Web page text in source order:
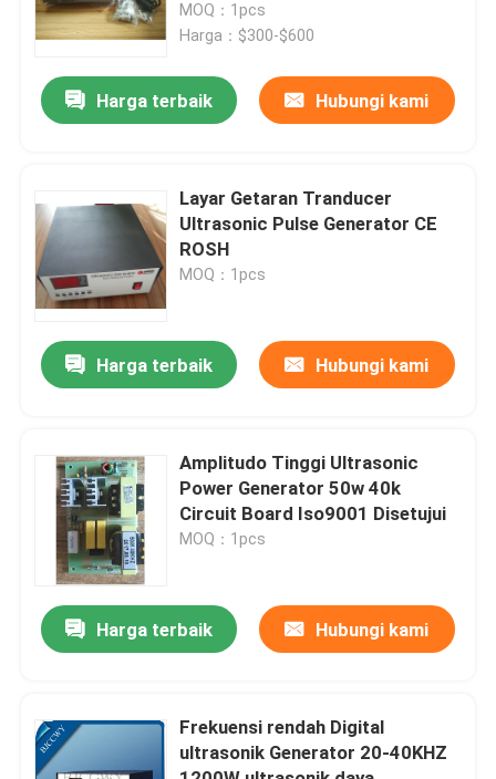
Produk
Tentang kami
Tur Pabrik
Hubungi kami
Permintaan Penawaran
Ultrasonic Transducer pembersihan
Multi frekuensi Ultrasonic Transducer
MOQ：1pcs
Harga：$300-$600
Harga terbaik Hubungi kami
Layar Getaran Tranducer
Ultrasonic Pulse Generator CE
ROSH
MOQ：1pcs
Harga terbaik Hubungi kami
Amplitudo Tinggi Ultrasonic
Power Generator 50w 40k
Circuit Board Iso9001 Disetujui
MOQ：1pcs
Harga terbaik Hubungi kami
Frekuensi rendah Digital
ultrasonik Generator 20-40KHZ